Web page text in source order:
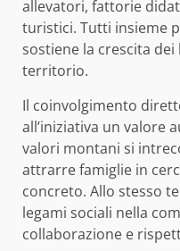
allevatori, fattorie
turistici. Tutti insieme
sostiene la crescita
territorio.
Il coinvolgimento
all’iniziativa un valore
valori montani si
attrarre famiglie in
concreto. Allo stesso
legami sociali nella
collaborazione e